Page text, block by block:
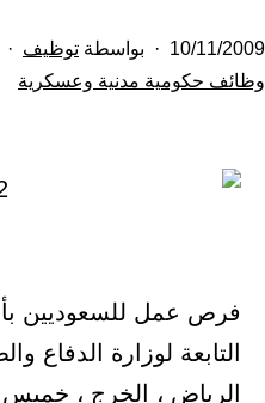
تم
النشر
10/11/2009 بواسطة توظيف
مصنف
وظائف حكومية مدنية وعسكرية
فرص عمل للسعوديين
التابعة لوزارة الدفاع
الرياض ، الخرج ،